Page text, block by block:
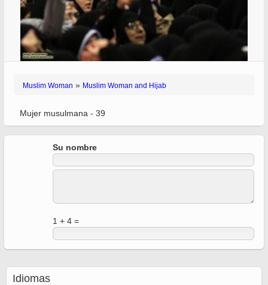
Muslim Woman » Muslim Woman and Hijab
Mujer musulmana - 39
Su nombre
1 + 4 =
Idiomas